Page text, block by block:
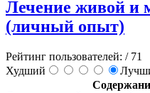
Лечение живой и
(личный опыт)
Рейтинг пользователей: / 71
Худший